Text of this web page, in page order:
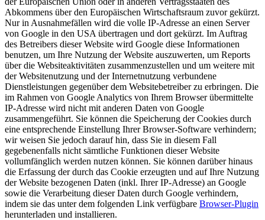
Abkommens über den Europäischen Wirtschaftsraum zuvor gekürzt.
Nur in Ausnahmefällen wird die volle IP-Adresse an einen Server
von Google in den USA übertragen und dort gekürzt. Im Auftrag
des Betreibers dieser Website wird Google diese Informationen
benutzen, um Ihre Nutzung der Website auszuwerten, um Reports
über die Websiteaktivitäten zusammenzustellen und um weitere mit
der Websitenutzung und der Internetnutzung verbundene
Dienstleistungen gegenüber dem Websitebetreiber zu erbringen. Die
im Rahmen von Google Analytics von Ihrem Browser übermittelte
IP-Adresse wird nicht mit anderen Daten von Google
zusammengeführt. Sie können die Speicherung der Cookies durch
eine entsprechende Einstellung Ihrer Browser-Software verhindern;
wir weisen Sie jedoch darauf hin, dass Sie in diesem Fall
gegebenenfalls nicht sämtliche Funktionen dieser Website
vollumfänglich werden nutzen können. Sie können darüber hinaus
die Erfassung der durch das Cookie erzeugten und auf Ihre Nutzung
der Website bezogenen Daten (inkl. Ihrer IP-Adresse) an Google
sowie die Verarbeitung dieser Daten durch Google verhindern,
indem sie das unter dem folgenden Link verfügbare Browser-Plugin
herunterladen und installieren.